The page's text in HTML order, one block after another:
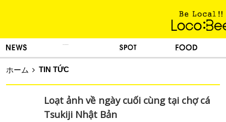
ホーム TIN TỨC
Loạt ảnh về ngày cuối cùng tại chợ cá
Tsukiji Nhật Bản